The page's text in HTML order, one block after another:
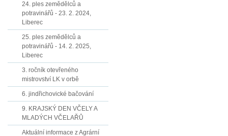
24. ples zemědělců a
potravinářů - 23. 2. 2024,
Liberec
25. ples zemědělců a
potravinářů - 14. 2. 2025,
Liberec
3. ročník otevřeného
mistrovství LK v orbě
6. jindřichovické bačování
9. KRAJSKÝ DEN VČELY A
MLADÝCH VČELAŘŮ
Aktuální informace z Agrární